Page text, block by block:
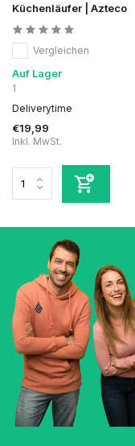
Küchenläufer | Azteco
Vergleichen
Auf Lager
1
Deliverytime
€19,99
Inkl. MwSt.